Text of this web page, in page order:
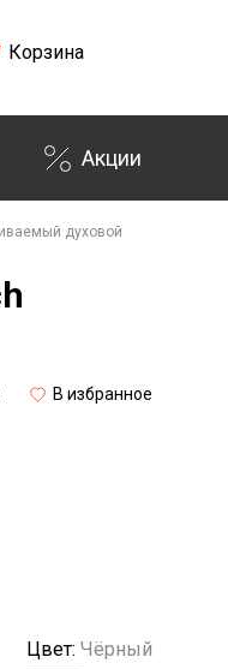
Корзина
Акции
духовой
В избранное
Цвет: Чёрный